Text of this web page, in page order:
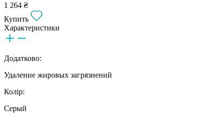
1 264 ₴
Купить
Характеристики
Додатково:
Удаление жировых загрязнений
Колір:
Серый